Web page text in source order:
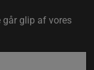
går glip af vores